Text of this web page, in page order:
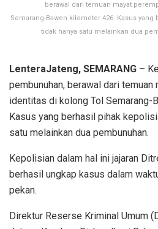
berawal dari temuan mayat
Semarang-Bawen kilometer 426. Kasus
tidak hanya satu melainkan dua
LenteraJateng, SEMARANG –
pembunuhan, berawal dari temuan
identitas di kolong Tol Semarang-
Kasus yang berhasil pihak
satu melainkan dua pembunuhan.
Kepolisian dalam hal ini jajaran
berhasil ungkap kasus dalam
pekan.
Direktur Reserse Kriminal Umum